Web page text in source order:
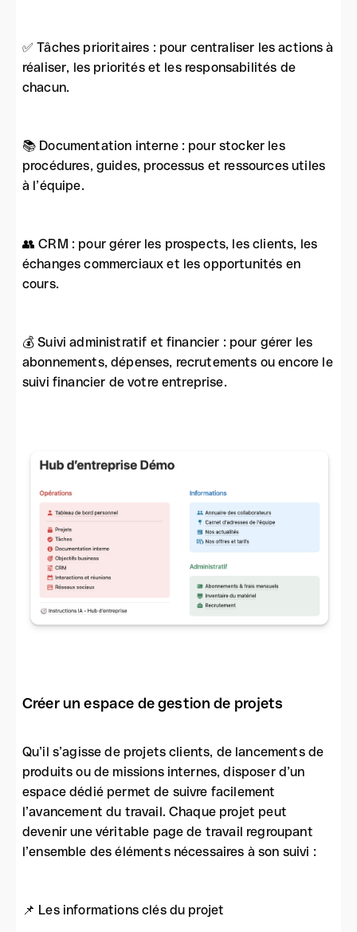
✅ Tâches prioritaires : pour centraliser les actions à
réaliser, les priorités et les responsabilités de
chacun.
📚 Documentation interne : pour stocker les
procédures, guides, processus et ressources utiles
à l’équipe.
👥 CRM : pour gérer les prospects, les clients, les
échanges commerciaux et les opportunités en
cours.
💰 Suivi administratif et financier : pour gérer les
abonnements, dépenses, recrutements ou encore le
suivi financier de votre entreprise.
Créer un espace de gestion de projets
Qu’il s’agisse de projets clients, de lancements de
produits ou de missions internes, disposer d’un
espace dédié permet de suivre facilement
l’avancement du travail. Chaque projet peut
devenir une véritable page de travail regroupant
l’ensemble des éléments nécessaires à son suivi :
📌 Les informations clés du projet